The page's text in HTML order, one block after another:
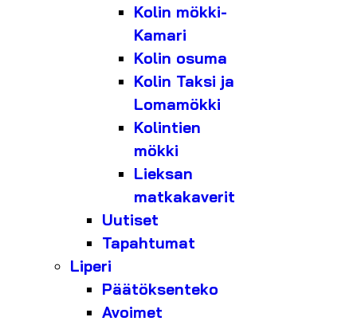
Kolin mökki-
Kamari
Kolin osuma
Kolin Taksi ja
Lomamökki
Kolintien
mökki
Lieksan
matkakaverit
Uutiset
Tapahtumat
Liperi
Päätöksenteko
Avoimet